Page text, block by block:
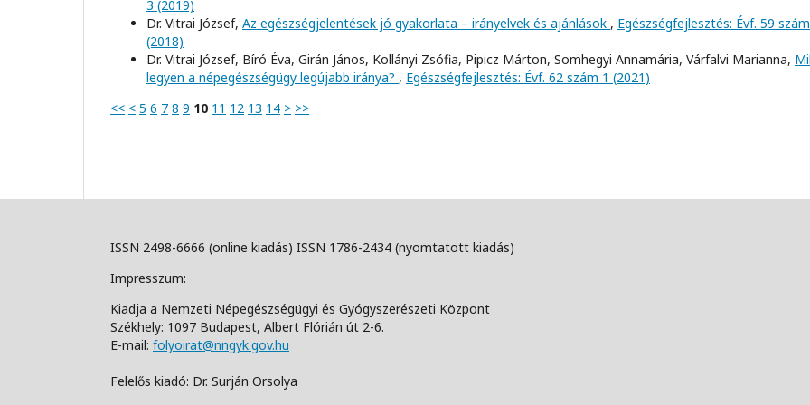
3 (2019)
Dr. Vitrai József, Az egészségjelentések jó gyakorlata – irányelvek és ajánlások , Egészségfejlesztés: Évf. 59
(2018)
Dr. Vitrai József, Bíró Éva, Girán János, Kollányi Zsófia, Pipicz Márton, Somhegyi Annamária, Várfalvi Marianna,
legyen a népegészségügy legújabb iránya? , Egészségfejlesztés: Évf. 62 szám 1 (2021)
<< < 5 6 7 8 9 10 11 12 13 14 > >>
ISSN 2498-6666 (online kiadás) ISSN 1786-2434 (nyomtatott kiadás)
Impresszum:
Kiadja a Nemzeti Népegészségügyi és Gyógyszerészeti Központ
Székhely: 1097 Budapest, Albert Flórián út 2-6.
E-mail: folyoirat@nngyk.gov.hu
Felelős kiadó: Dr. Surján Orsolya